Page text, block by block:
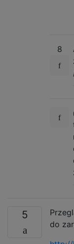
8
5
do